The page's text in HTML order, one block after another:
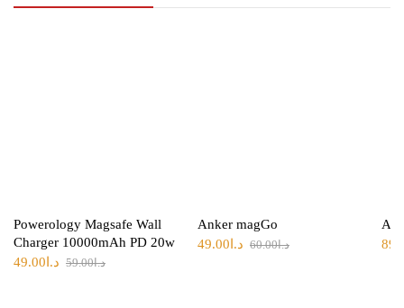
Powerology Magsafe Wall
Charger 10000mAh PD 20w
د.ا59.00 د.ا 49.00
Anker magGo
د.ا60.00 د.ا 49.00